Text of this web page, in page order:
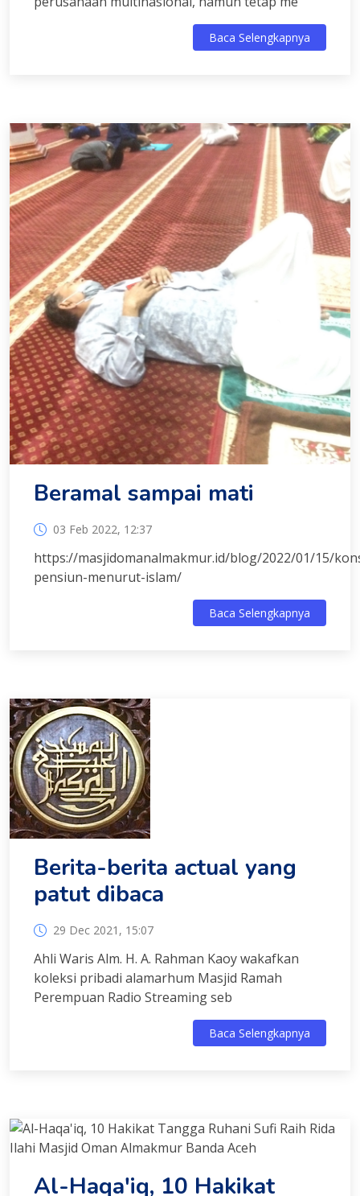
Baca Selengkapnya
Beramal sampai mati
03 Feb 2022, 12:37
https://masjidomanalmakmur.id/blog/2022/01/15/
pensiun-menurut-islam/
Baca Selengkapnya
Berita-berita actual yang
patut dibaca
29 Dec 2021, 15:07
Ahli Waris Alm. H. A. Rahman Kaoy wakafkan
koleksi pribadi alamarhum Masjid Ramah
Perempuan Radio Streaming seb
Baca Selengkapnya
Al-Haqa'iq, 10 Hakikat